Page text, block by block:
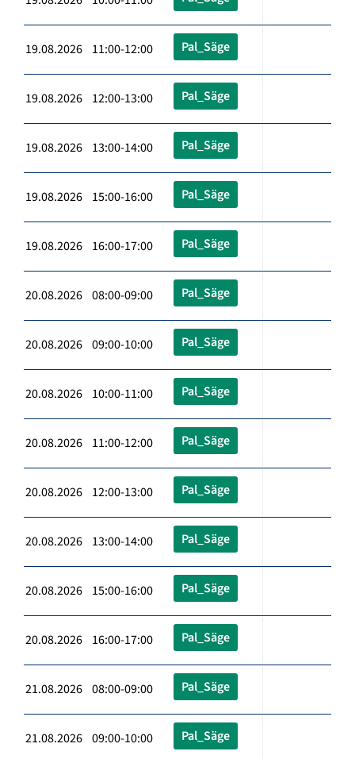
19.08.2026 11:00-12:00 Pal_Säge
19.08.2026 12:00-13:00 Pal_Säge
19.08.2026 13:00-14:00 Pal_Säge
19.08.2026 15:00-16:00 Pal_Säge
19.08.2026 16:00-17:00 Pal_Säge
20.08.2026 08:00-09:00 Pal_Säge
20.08.2026 09:00-10:00 Pal_Säge
20.08.2026 10:00-11:00 Pal_Säge
20.08.2026 11:00-12:00 Pal_Säge
20.08.2026 12:00-13:00 Pal_Säge
20.08.2026 13:00-14:00 Pal_Säge
20.08.2026 15:00-16:00 Pal_Säge
20.08.2026 16:00-17:00 Pal_Säge
21.08.2026 08:00-09:00 Pal_Säge
21.08.2026 09:00-10:00 Pal_Säge